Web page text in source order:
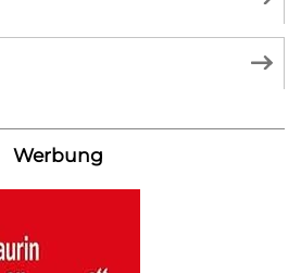
Werbung